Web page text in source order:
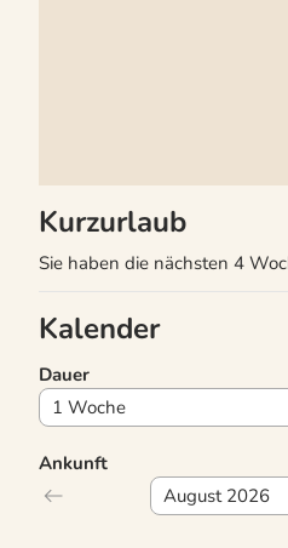
Kurzurlaub
Sie haben die nächsten 4
Kalender
Ankunft
Dauer